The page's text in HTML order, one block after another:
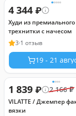
4 344₽
Худи из премиального
трехнитки с начесом
3·1 отзыв
19 - 21
1 839 ₽ 2 166₽
VILATTE / Джемпер
вязки